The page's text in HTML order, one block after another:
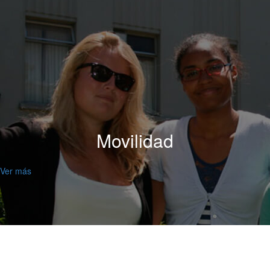
Movilidad
Ver más